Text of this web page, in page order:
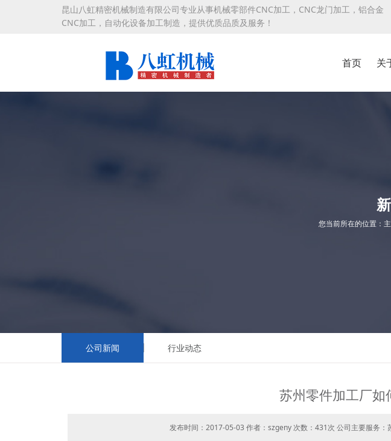
昆山八虹精密机械制造有限公司专业从事机械零部件CNC加工，CNC龙门加工，铝合金
CNC加工，自动化设备加工制造，提供优质品质及服务！
首页 关
您当前所在的位置：
公司新闻 行业动态
苏州零件加工厂如
发布时间：2017-05-03 作者：szgeny 次数： 431次 公司主要服务